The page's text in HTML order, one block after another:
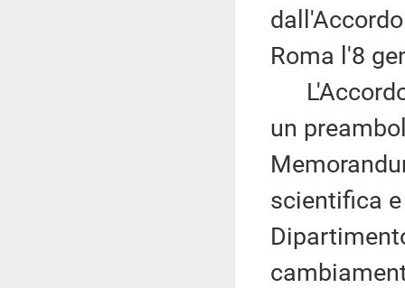
Roma l'8
L'Accordo
un
scientifica